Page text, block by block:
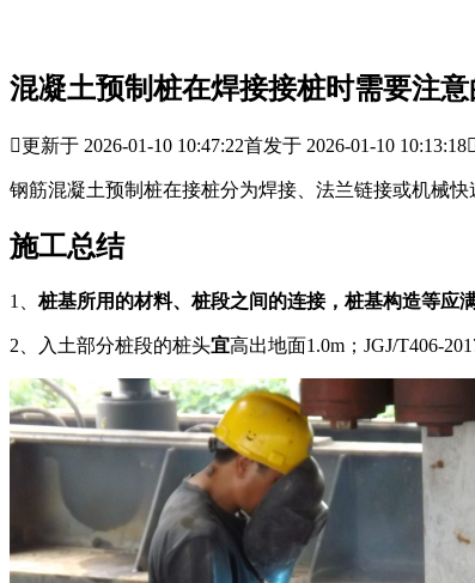
混凝土预制桩在焊接接桩时需要注
更新于 2026-01-10 10:47:22首发于 2026-01-10 10:13:18
钢筋混凝土预制桩在接桩分为焊接、法兰链接或机械
施工总结
1、桩基所用的材料、桩段之间的连接，桩基构造等应
2、入土部分桩段的桩头宜高出地面1.0m；JGJ/T406-